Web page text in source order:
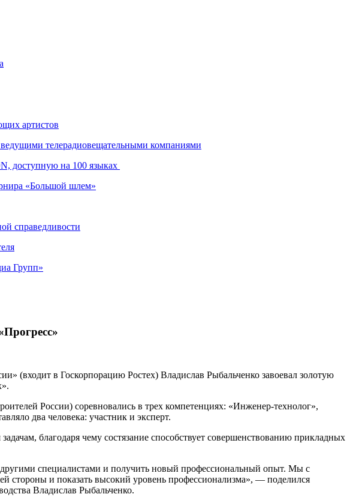
артистов
телерадиовещательными компаниями
доступную на 100 языках
«Большой шлем»
справедливости
Групп»
(входит в Госкорпорацию Ростех) Владислав Рыбальченко завоевал золотую
России) соревновались в трех компетенциях: «Инженер-технолог»,
два человека: участник и эксперт.
благодаря чему состязание способствует совершенствованию прикладных
другими специалистами и получить новый профессиональный опыт. Мы с
стороны и показать высокий уровень профессионализма», — поделился
Владислав Рыбальченко.